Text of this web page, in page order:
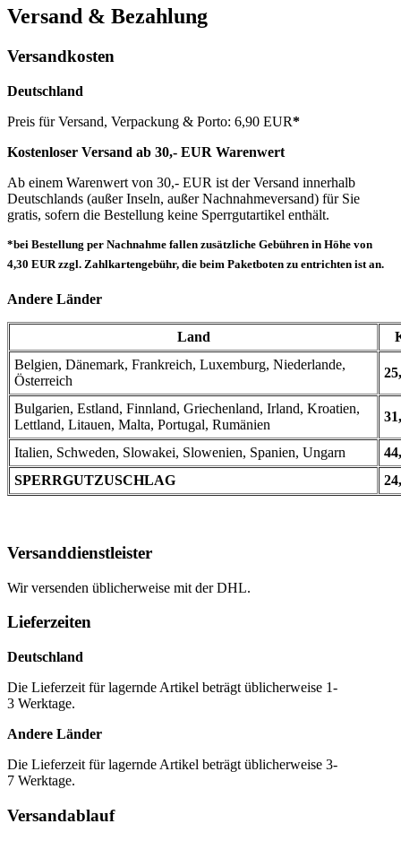
Versand & Bezahlung
Versandkosten
Deutschland
Preis für Versand, Verpackung & Porto: 6,90 EUR*
Kostenloser Versand ab 30,- EUR Warenwert
Ab einem Warenwert von 30,- EUR ist der Versand innerhalb
Deutschlands (außer Inseln, außer Nachnahmeversand) für Sie
gratis, sofern die Bestellung keine Sperrgutartikel enthält.
*bei Bestellung per Nachnahme fallen zusätzliche Gebühren in Höhe von
4,30 EUR zzgl. Zahlkartengebühr, die beim Paketboten zu entrichten ist an.
Andere Länder
Land
Belgien, Dänemark, Frankreich, Luxemburg, Niederlande,
Österreich
Bulgarien, Estland, Finnland, Griechenland, Irland, Kroatien,
Lettland, Litauen, Malta, Portugal, Rumänien
Italien, Schweden, Slowakei, Slowenien, Spanien, Ungarn
SPERRGUTZUSCHLAG
Versanddienstleister
Wir versenden üblicherweise mit der DHL.
Lieferzeiten
Deutschland
Die Lieferzeit für lagernde Artikel beträgt üblicherweise 1-
3 Werktage.
Andere Länder
Die Lieferzeit für lagernde Artikel beträgt üblicherweise 3-
7 Werktage.
Versandablauf